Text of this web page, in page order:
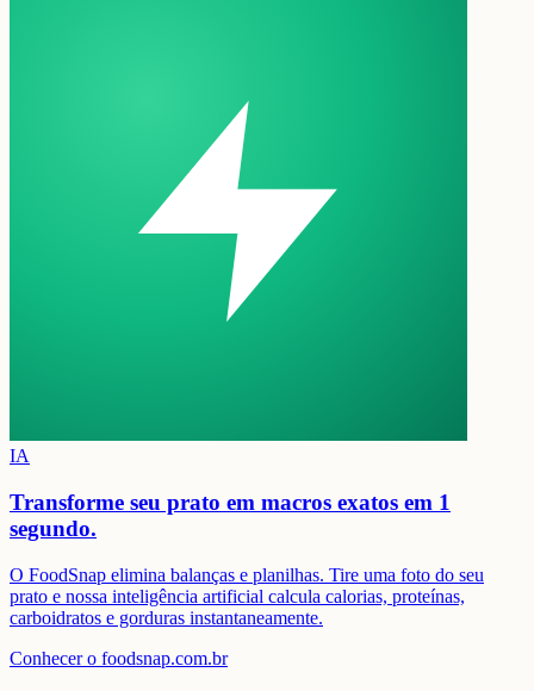
IA
Transforme seu prato em macros exatos em 1
segundo.
O FoodSnap elimina balanças e planilhas. Tire uma foto do seu
prato e nossa inteligência artificial calcula calorias, proteínas,
carboidratos e gorduras instantaneamente.
Conhecer o foodsnap.com.br